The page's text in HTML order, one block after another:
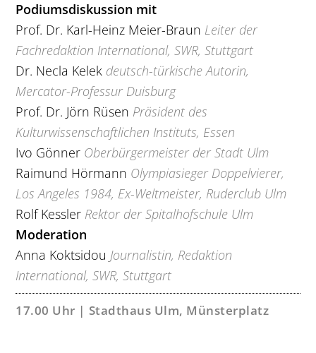
Podiumsdiskussion mit
Prof. Dr. Karl-Heinz Meier-Braun Leiter der
Fachredaktion International, SWR, Stuttgart
Dr. Necla Kelek deutsch-türkische Autorin,
Mercator-Professur Duisburg
Prof. Dr. Jörn Rüsen Präsident des
Kulturwissenschaftlichen Instituts, Essen
Ivo Gönner Oberbürgermeister der Stadt Ulm
Raimund Hörmann Olympiasieger Doppelvierer,
Los Angeles 1984, Ex-Weltmeister, Ruderclub Ulm
Rolf Kessler Rektor der Spitalhofschule Ulm
Moderation
Anna Koktsidou Journalistin, Redaktion
International, SWR, Stuttgart
17.00 Uhr | Stadthaus Ulm, Münsterplatz